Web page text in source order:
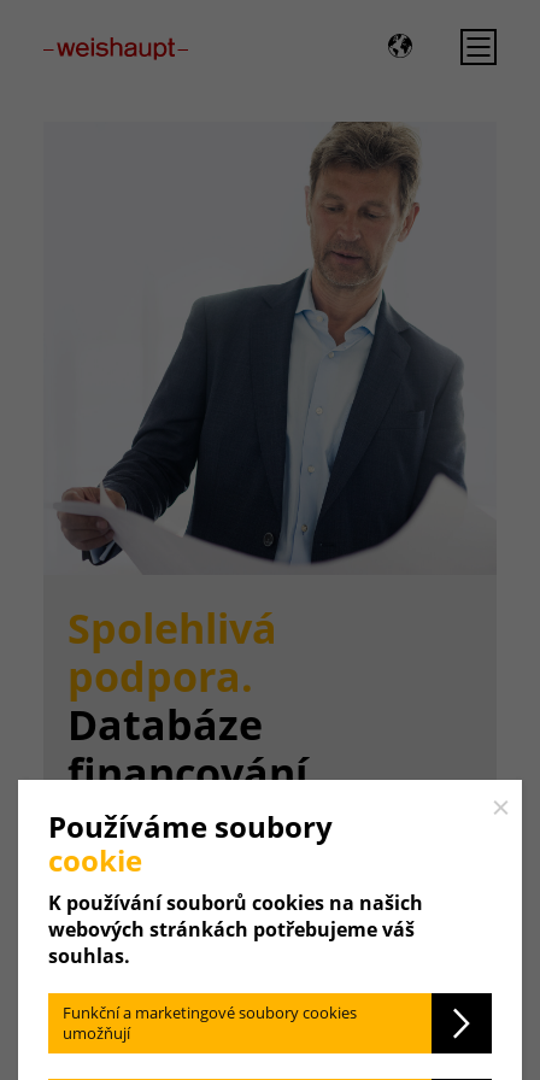
Spolehlivá
podpora.
Databáze
financování.
Databáze financování
Close
Používáme soubory
cookie
K používání souborů cookies na našich
webových stránkách potřebujeme váš
souhlas.
Funkční a marketingové soubory cookies
umožňují